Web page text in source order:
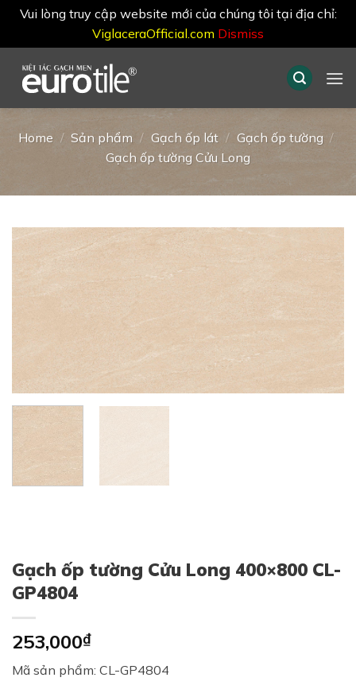
Vui lòng truy cập website mới của chúng tôi tại địa chỉ:
ViglaceraOfficial.com Dismiss
content
Home / Sản phẩm / Gạch ốp lát / Gạch ốp tường /
Gạch ốp tường Cửu Long
Gạch ốp tường Cửu Long 400×800 CL-
GP4804
253,000₫
Mã sản phẩm: CL-GP4804